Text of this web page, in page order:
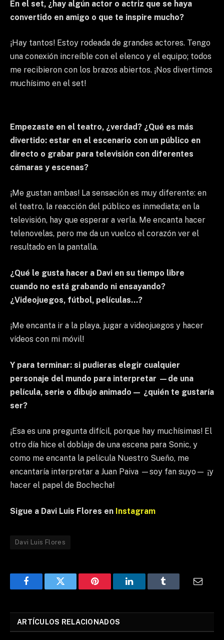
En el set, ¿hay algún actor o actriz que se haya
convertido en amigo o que te inspire mucho?
¡Hay tantos! Estoy rodeada de grandes actores. Tengo
una conexión increíble con el elenco y el equipo; todos
me recibieron con los brazos abiertos. ¡Nos divertimos
muchísimo en el set!
Empezaste en el teatro, ¿verdad? ¿Qué es más
divertido: estar en el escenario con un público en
directo o grabar para televisión con diferentes
cámaras y escenas?
¡Me gustan ambas! La sensación es muy diferente: en
el teatro, la reacción del público es inmediata; en la
televisión, hay que esperar a verla. Me encanta hacer
telenovelas, pero me da un vuelco el corazón ver el
resultado en la pantalla.
¿Qué le gusta hacer a Davi en su tiempo libre
cuando no está grabando ni ensayando?
¿Videojuegos, fútbol, películas…?
¡Me encanta ir a la playa, jugar a videojuegos y hacer
vídeos con mi móvil!
Y para terminar: si pudieras elegir cualquier
personaje del mundo para interpretar —de una
película, serie o dibujo animado— ¿quién te gustaría
ser?
¡Esa es una pregunta difícil, porque hay muchísimas! El
otro día hice el doblaje de una escena para Sonic, y
como me encanta la película Nuestro Sueño, me
encantaría interpretar a Juan Paiva —soy fan suyo— ¡y
hacer el papel de Bochecha!
Sigue a Davi Luis Flores en Instagram
Davi Luis Flores
FacebookTwitter Pinterest LinkedInTumblr
ARTÍCULOS RELACIONADOS